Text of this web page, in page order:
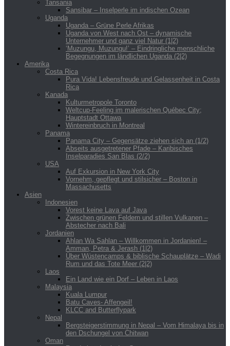
Tansania
Sansibar – Inselperle im indischen Ozean
Uganda
Uganda – Grüne Perle Afrikas
Uganda von West nach Ost – dynamische
Unternehmer und ganz viel Natur (1|2)
‘Muzungu, Muzungu!’ – Eindringliche menschliche
Begegnungen im ländlichen Uganda (2|2)
Amerika
Costa Rica
Pura Vida! Lebensfreude und Gelassenheit in Costa
Rica
Kanada
Kulturmetropole Toronto
Weltcup-Feeling im malerischen Québec City;
Hauptstadt Ottawa
Wintereinbruch in Montreal
Panama
Panama City – Gegensätze ziehen sich an (1/2)
Abseits ausgetretener Pfade – Karibisches
Inselparadies San Blas (2/2)
USA
Auf Exkursion in New York City
Vornehm, gepflegt und stilsicher – Boston in
Massachusetts
Asien
Indonesien
Vorest keine Lava auf Java
Zwischen grünen Feldern und stillen Vulkanen –
Abstecher nach Bali
Jordanien
Ahlan Wa Sahlan – Willkommen in Jordanien! –
Amman, Petra & Jerash (1|2)
Über Wüstencamps & biblische Schauplätze – Wadi
Rum und das Tote Meer (2|2)
Laos
Ein Land wie ein Dorf – Leben in Laos
Malaysia
Kuala Lumpur
Batu Caves- Affengeil!
KLCC and Butterflypark
Nepal
Bergsteigerstimmung in Nepal – Vom Himalaya bis in
den Dschungel von Chitwan
Oman